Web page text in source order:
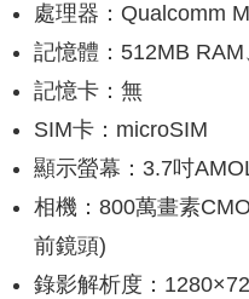
處理器：Qualcomm
記憶體：512MB
記憶卡：無
SIM卡：microSIM
顯示螢幕：3.7吋
相機：800萬畫素
前鏡頭)
錄影解析度：